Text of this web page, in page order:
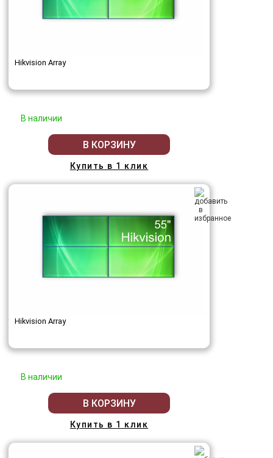
Hikvision Array
В наличии
В КОРЗИНУ
Купить в 1 клик
Hikvision Array
В наличии
В КОРЗИНУ
Купить в 1 клик